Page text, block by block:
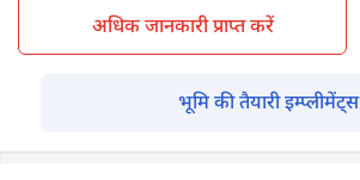
अधिक जानकारी प्राप्त करें
भूमि की तैयारी इम्प्लीमेंट्स